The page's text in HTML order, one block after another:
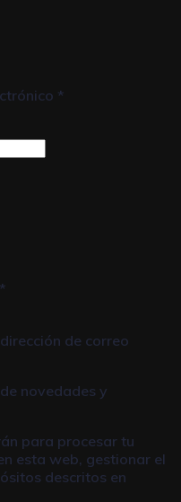
*
*
de correo
novedades y
para procesar tu
esta web, gestionar el
descritos en